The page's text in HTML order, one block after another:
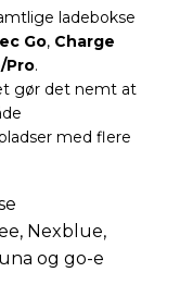
ladebokse
Go, Charge
Pro.
gør det nemt at
med flere
Nexblue,
og go-e